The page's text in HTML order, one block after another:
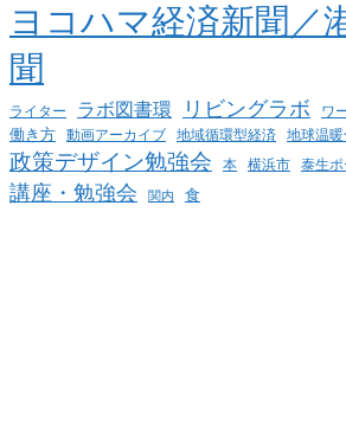
ヨコハマ経済新聞／
聞
ライター ラボ図書環 リビングラボ ワ
働き方 動画アーカイブ 地域循環型経済 地球温
政策デザイン勉強会 本 横浜市 泰生ポ
講座・勉強会 関内 食